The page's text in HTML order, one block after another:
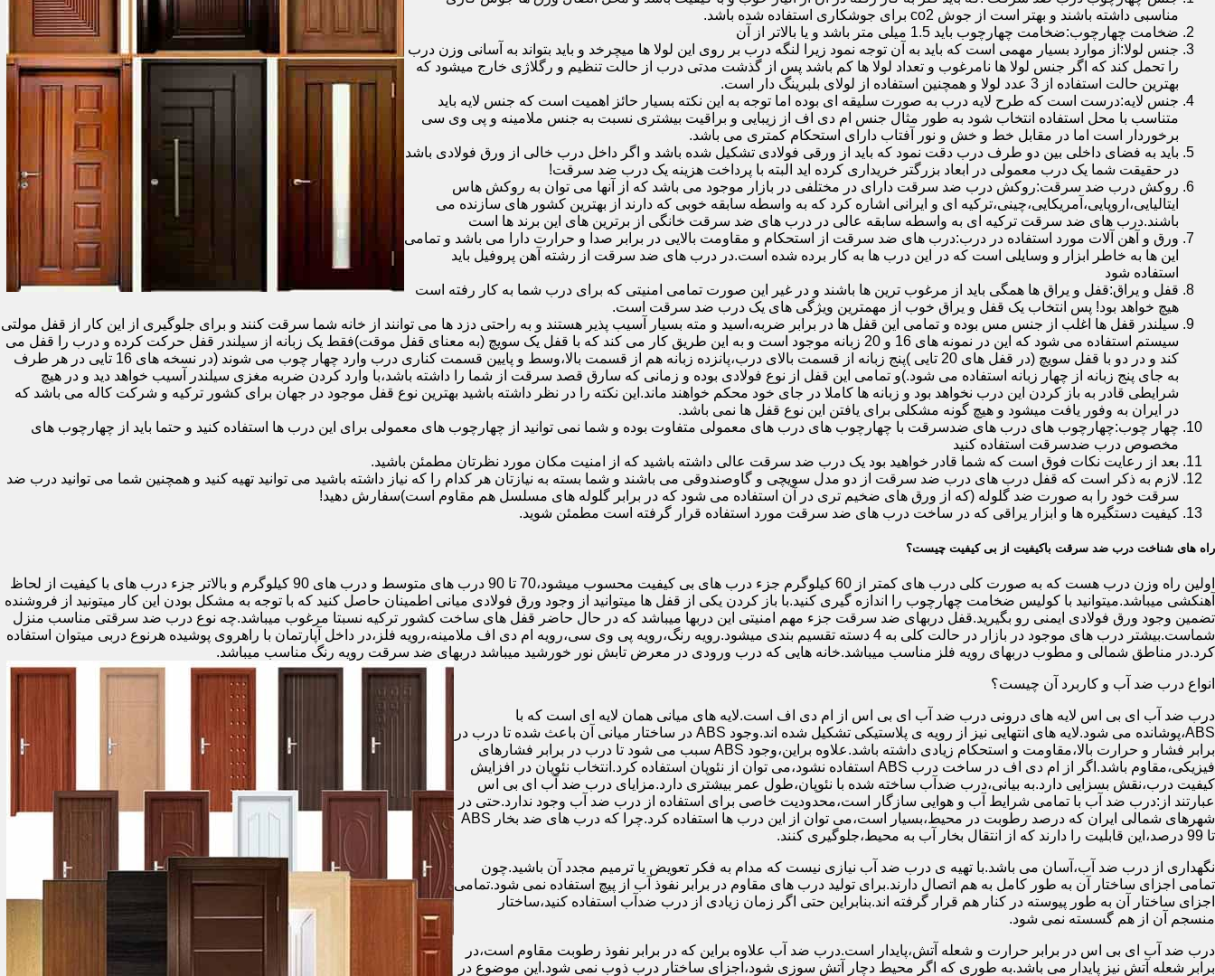
مناسبی داشته باشند و بهتر است از جوش co2 برای جوشکاری استفاده شده باشد.
ضخامت چهارچوب:ضخامت چهارچوب باید 1.5 میلی متر باشد و یا بالاتر از آن
جنس لولا:از موارد بسیار مهمی است که باید به آن توجه نمود زیرا لنگه درب بر روی این لولا ها میچرخد و باید بتواند به آسانی وزن درب
را تحمل کند که اگر جنس لولا ها نامرغوب و تعداد لولا ها کم باشد پس از گذشت مدتی درب از حالت تنظیم و رگلاژی خارج میشود که
بهترین حالت استفاده از 3 عدد لولا و همچنین استفاده از لولای بلبرینگ دار است.
جنس لایه:درست است که طرح لایه درب به صورت سلیقه ای بوده اما توجه به این نکته بسیار حائز اهمیت است که جنس لایه باید
متناسب با محل استفاده انتخاب شود به طور مثال جنس ام دی اف از زیبایی و براقیت بیشتری نسبت به جنس ملامینه و پی وی سی
برخوردار است اما در مقابل خط و خش و نور آفتاب دارای استحکام کمتری می باشد.
باید به فضای داخلی بین دو طرف درب دقت نمود که باید از ورقی فولادی تشکیل شده باشد و اگر داخل درب خالی از ورق فولادی باشد
در حقیقت شما یک درب معمولی در ابعاد بزرگتر خریداری کرده اید البته با پرداخت هزینه یک درب ضد سرقت!
روکش درب ضد سرقت:روکش درب ضد سرقت دارای در مختلفی در بازار موجود می باشد که از آنها می توان به روکش هاس
ایتالیایی،اروپایی،آمریکایی،چینی،ترکیه ای و ایرانی اشاره کرد که به واسطه سابقه خوبی که دارند از بهترین کشور های سازنده می
باشند.درب های ضد سرقت ترکیه ای به واسطه سابقه عالی در درب های ضد سرقت خانگی از برترین های این برند ها است
ورق و آهن آلات مورد استفاده در درب:درب های ضد سرقت از استحکام و مقاومت بالایی در برابر صدا و حرارت دارا می باشد و تمامی
این ها به خاطر ابزار و وسایلی است که در این درب ها به کار برده شده است.در درب های ضد سرقت از رشته آهن پروفیل باید
استفاده شود
قفل و یراق:قفل و یراق ها همگی باید از مرغوب ترین ها باشند و در غیر این صورت تمامی امنیتی که برای درب شما به کار رفته است
هیچ خواهد بود! پس انتخاب یک قفل و یراق خوب از مهمترین ویژگی های یک درب ضد سرقت است.
سیلندر قفل ها اغلب از جنس مس بوده و تمامی این قفل ها در برابر ضربه،اسید و مته بسیار آسیب پذیر هستند و به راحتی دزد ها می توانند از خانه شما سرقت کنند و برای جلوگیری از این کار از قفل مولتی
سیستم استفاده می شود که این در نمونه های 16 و 20 زبانه موجود است و به این طریق کار می کند که با قفل یک سویچ (به معنای قفل موقت)فقط یک زبانه از سیلندر قفل حرکت کرده و درب را قفل می
کند و در دو با قفل سویچ (در قفل های 20 تایی )پنج زبانه از قسمت بالای درب،پانزده زبانه هم از قسمت بالا،وسط و پایین قسمت کناری درب وارد چهار چوب می شوند (در نسخه های 16 تایی در هر طرف
به جای پنج زبانه از چهار زبانه استفاده می شود.)و تمامی این قفل از نوع فولادی بوده و زمانی که سارق قصد سرقت از شما را داشته باشد،با وارد کردن ضربه مغزی سیلندر آسیب خواهد دید و در هیچ
شرایطی قادر به باز کردن این درب نخواهد بود و زبانه ها کاملا در جای خود محکم خواهند ماند.این نکته را در نظر داشته باشید بهترین نوع قفل موجود در جهان برای کشور ترکیه و شرکت کاله می باشد که
در ایران به وفور یافت میشود و هیچ گونه مشکلی برای یافتن این نوع قفل ها نمی باشد.
چهار چوب:چهارچوب های درب های ضدسرقت با چهارچوب های درب های معمولی متفاوت بوده و شما نمی توانید از چهارچوب های معمولی برای این درب ها استفاده کنید و حتما باید از چهارچوب های
مخصوص درب ضدسرقت استفاده کنید
بعد از رعایت نکات فوق است که شما قادر خواهید بود یک درب ضد سرقت عالی داشته باشید که از امنیت مکان مورد نظرتان مطمئن باشید.
لازم به ذکر است که قفل درب های درب ضد سرقت از دو مدل سویچی و گاوصندوقی می باشند و شما بسته به نیازتان هر کدام را که نیاز داشته باشید می توانید تهیه کنید و همچنین شما می توانید درب ضد
سرقت خود را به صورت ضد گلوله (که از ورق های ضخیم تری در آن استفاده می شود که در برابر گلوله های مسلسل هم مقاوم است)سفارش دهید!
کیفیت دستگیره ها و ابزار یراقی که در ساخت درب های ضد سرقت مورد استفاده قرار گرفته است مطمئن شوید.
راه های شناخت درب ضد سرقت باکیفیت از بی کیفیت چیست؟
اولین راه وزن درب هست که به صورت کلی درب های کمتر از 60 کیلوگرم جزء درب های بی کیفیت محسوب میشود،70 تا 90 درب های متوسط و درب های 90 کیلوگرم و بالاتر جزء درب های با کیفیت از لحاظ
آهنکشی میباشد.میتوانید با کولیس ضخامت چهارچوب را اندازه گیری کنید.با باز کردن یکی از قفل ها میتوانید از وجود ورق فولادی میانی اطمینان حاصل کنید که با توجه به مشکل بودن این کار میتونید از فروشنده
تضمین وجود ورق فولادی ایمنی رو بگیرید.قفل دربهای ضد سرقت جزء مهم امنیتی این دربها میباشد که در حال حاضر قفل های ساخت کشور ترکیه نسبتا مرغوب میباشد.چه نوع درب ضد سرقتی مناسب منزل
شماست.بیشتر درب های موجود در بازار در حالت کلی به 4 دسته تقسیم بندی میشود.رویه رنگ،رویه پی وی سی،رویه ام دی اف ملامینه،رویه فلز،در داخل آپارتمان با راهروی پوشیده هرنوع دربی میتوان استفاده
کرد.در مناطق شمالی و مطوب دربهای رویه فلز مناسب میباشد.خانه هایی که درب ورودی در معرض تابش نور خورشید میباشد دربهای ضد سرقت رویه رنگ مناسب میباشد.
انواع درب ضد آب و کاربرد آن چیست؟
درب ضد آب ای بی اس لایه های درونی درب ضد آب ای بی اس از ام دی اف است.لایه های میانی همان لایه ای است که با
ABS،پوشانده می شود.لایه های انتهایی نیز از رویه ی پلاستیکی تشکیل شده اند.وجود ABS در ساختار میانی آن باعث شده تا درب در
برابر فشار و حرارت بالا،مقاومت و استحکام زیادی داشته باشد.علاوه براین،وجود ABS سبب می شود تا درب در برابر فشارهای
فیزیکی،مقاوم باشد.اگر از ام دی اف در ساخت درب ABS استفاده نشود،می توان از نئوپان استفاده کرد.انتخاب نئوپان در افزایش
کیفیت درب،نقش بسزایی دارد.به بیانی،درب ضدآب ساخته شده با نئوپان،طول عمر بیشتری دارد.مزایای درب ضد آب ای بی اس
عبارتند از:درب ضد آب با تمامی شرایط آب و هوایی سازگار است،محدودیت خاصی برای استفاده از درب ضد آب وجود ندارد.حتی در
شهرهای شمالی ایران که درصد رطوبت در محیط،بسیار است،می توان از این درب ها استفاده کرد.چرا که درب های ضد بخار ABS
تا 99 درصد،این قابلیت را دارند که از انتقال بخار آب به محیط،جلوگیری کنند.
نگهداری از درب ضد آب،آسان می باشد.با تهیه ی درب ضد آب نیازی نیست که مدام به فکر تعویض یا ترمیم مجدد آن باشید.چون
تمامی اجزای ساختار آن به طور کامل به هم اتصال دارند.برای تولید درب های مقاوم در برابر نفوذ آب از پیچ استفاده نمی شود.تمامی
اجزای ساختار آن به طور پیوسته در کنار هم قرار گرفته اند.بنابراین حتی اگر زمان زیادی از درب ضدآب استفاده کنید،ساختار
منسجم آن از هم گسسته نمی شود.
درب ضد آب ای بی اس در برابر حرارت و شعله آتش،پایدار است.درب ضد آب علاوه براین که در برابر نفوذ رطوبت مقاوم است،در
برابر شعله آتش نیز پایدار می باشد.به طوری که اگر محیط دچار آتش سوزی شود،اجزای ساختار درب ذوب نمی شود.این موضوع در